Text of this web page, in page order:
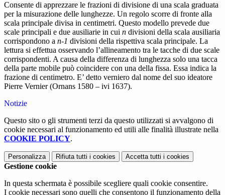
Consente di apprezzare le frazioni di divisione di una scala graduata
per la misurazione delle lunghezze. Un regolo scorre di fronte alla
scala principale divisa in centimetri. Questo modello prevede due
scale principali e due ausiliarie in cui n divisioni della scala ausiliaria
corrispondono a n-1 divisioni della rispettiva scala principale. La
lettura si effettua osservando l’allineamento tra le tacche di due scale
corrispondenti. A causa della differenza di lunghezza solo una tacca
della parte mobile può coincidere con una della fissa. Essa indica la
frazione di centimetro. E’ detto verniero dal nome del suo ideatore
Pierre Vernier (Ornans 1580 – ivi 1637).
Notizie
Questo sito o gli strumenti terzi da questo utilizzati si avvalgono di
cookie necessari al funzionamento ed utili alle finalità illustrate nella
COOKIE POLICY.
Personalizza Rifiuta tutti i cookies Accetta tutti i cookies
Gestione cookie
In questa schermata è possibile scegliere quali cookie consentire.
I cookie necessari sono quelli che consentono il funzionamento della